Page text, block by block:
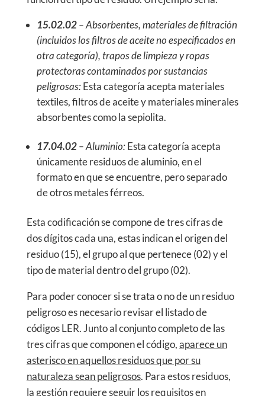
15.02.02– Absorbentes, materiales de filtración
(incluidos los filtros de aceite no especificados en
otra categoría), trapos de limpieza y ropas
protectoras contaminados por sustancias
peligrosas:Esta categoría acepta materiales
textiles, filtros de aceite y materiales minerales
absorbentes como la sepiolita.
17.04.02– Aluminio:Esta categoría acepta
únicamente residuos de aluminio, en el
formato en que se encuentre, pero separado
de otros metales férreos.
Esta codificación se compone de tres cifras de
dos dígitos cada una, estas indican el origen del
residuo (15), el grupo al que pertenece (02) y el
tipo de material dentro del grupo (02).
Para poder conocer si se trata o no de un residuo
peligroso es necesario revisar el listado de
códigos LER. Junto al conjunto completo de las
tres cifras que componen el código,aparece un
asterisco en aquellos residuos que por su
naturaleza sean peligrosos. Para estos residuos,
la gestión requiere seguir los requisitos en